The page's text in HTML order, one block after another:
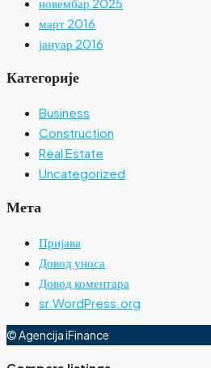
март 2016
јануар 2016
Категорије
Business
Construction
Real Estate
Uncategorized
Мета
Пријава
Довод уноса
Довод коментара
sr.WordPress.org
© Agencija iFinance